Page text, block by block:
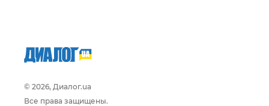
© 2026, Диалог.ua
Все права защищены.